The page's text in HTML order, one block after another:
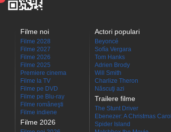
Filme noi
Filme 2028
Filme 2027
Filme 2026
Filme 2025
Premiere cinema
Filme la TV
Filme pe DVD
Filme pe Blu-ray
Filme româneşti
Filme indiene
Filme 2026
Actori populari
Beyoncé
Sofía Vergara
Tom Hanks
Adrien Brody
Will Smith
Charlize Theron
Născuţi azi
Trailere filme
The Stunt Driver
Ebenezer: A Christmas Carol
Spider Island